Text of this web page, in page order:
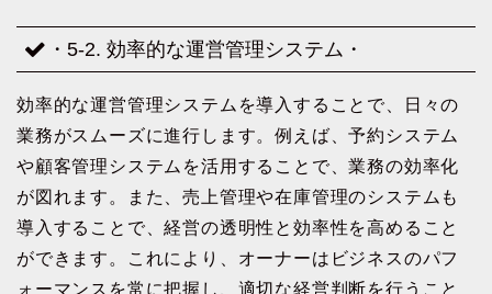
・5-2. 効率的な運営管理システム・
効率的な運営管理システムを導入することで、日々の
業務がスムーズに進行します。例えば、予約システム
や顧客管理システムを活用することで、業務の効率化
が図れます。また、売上管理や在庫管理のシステムも
導入することで、経営の透明性と効率性を高めること
ができます。これにより、オーナーはビジネスのパフ
ォーマンスを常に把握し、適切な経営判断を行うこと